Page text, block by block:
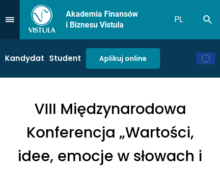
Przejdź do Menu
Akademia Finansów
i Biznesu Vistula
PL
Kandydat Student Aplikuj online
VIII Międzynarodowa
Konferencja „Wartości,
idee, emocje w słowach i